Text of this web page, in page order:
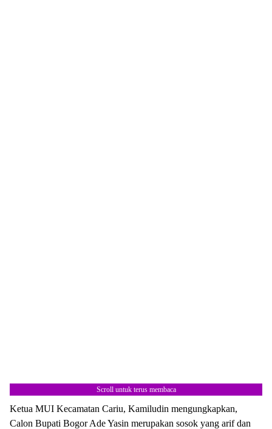
Scroll untuk terus membaca
Ketua MUI Kecamatan Cariu, Kamiludin mengungkapkan,
Calon Bupati Bogor Ade Yasin merupakan sosok yang arif dan